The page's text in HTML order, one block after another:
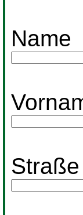
Name
Straße